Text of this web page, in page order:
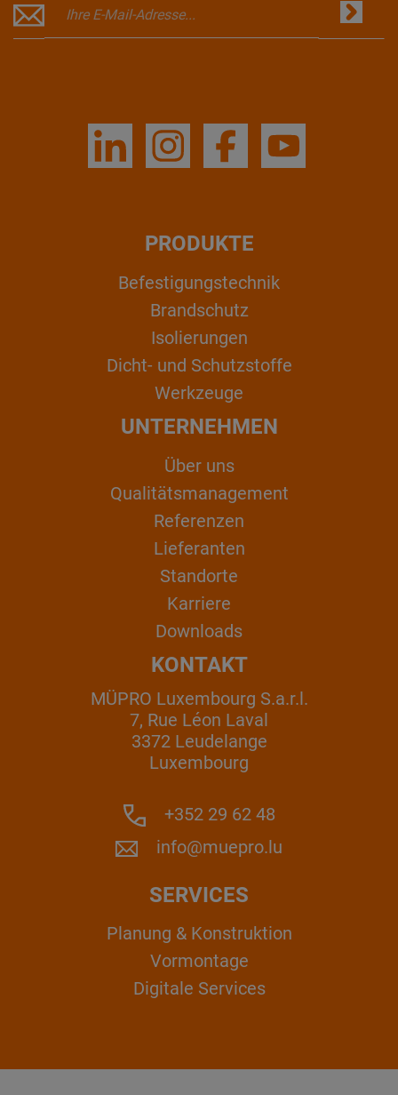
PRODUKTE
Befestigungstechnik
Brandschutz
Isolierungen
Dicht- und Schutzstoffe
Werkzeuge
UNTERNEHMEN
Über uns
Qualitätsmanagement
Referenzen
Lieferanten
Standorte
Karriere
Downloads
KONTAKT
MÜPRO Luxembourg S.a.r.l.
7, Rue Léon Laval
3372 Leudelange
Luxembourg
+352 29 62 48
info@muepro.lu
SERVICES
Planung & Konstruktion
Vormontage
Digitale Services